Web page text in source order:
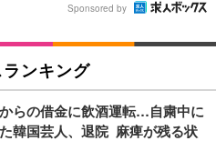
Sponsored by
ンキング
らの借金に飲酒運転…自粛中に
韓国芸人、退院 麻痺が残る状